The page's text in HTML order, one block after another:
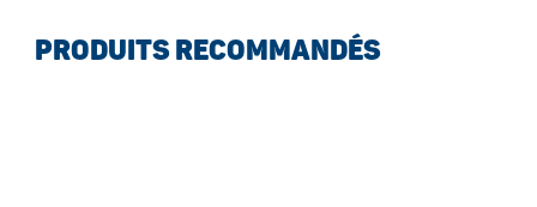
PRODUITS RECOMMANDÉS